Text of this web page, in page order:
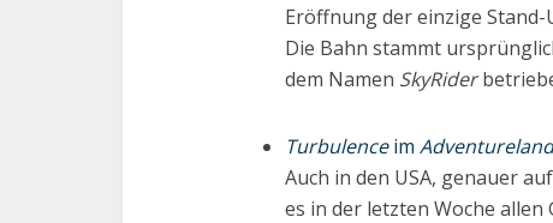
Eröffnung der einzige
Die Bahn stammt
dem Namen SkyRider
Turbulenceim
Auch in den USA, genauer
es in der letzten Woche allen